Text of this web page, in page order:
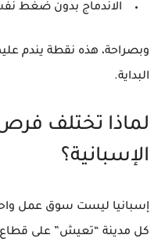
الاندماج بدون ضغط
وبصراحة، هذه نقطة يندم
البداية.
لماذا تختلف
الإسبانية؟
إسبانيا ليست سوق عمل
كل مدينة “تعيش” على